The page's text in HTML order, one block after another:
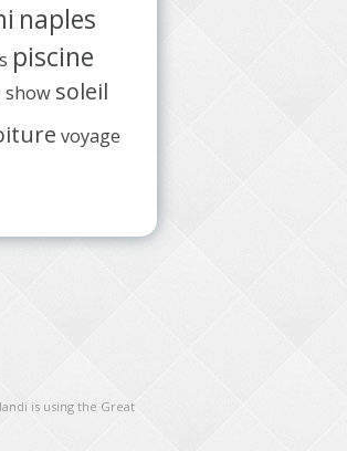
naples
piscine
show soleil
voyage
is using the Great